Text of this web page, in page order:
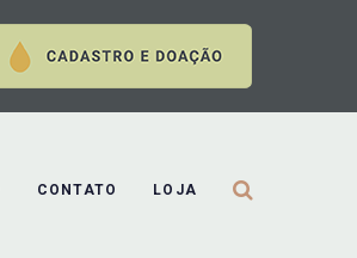
CONTATO LOJA